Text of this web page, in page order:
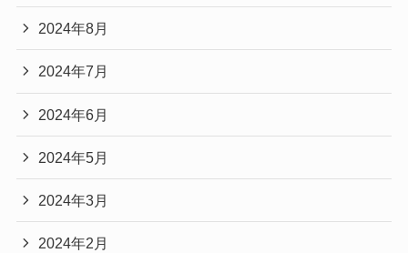
2024年8月
2024年7月
2024年6月
2024年5月
2024年3月
2024年2月